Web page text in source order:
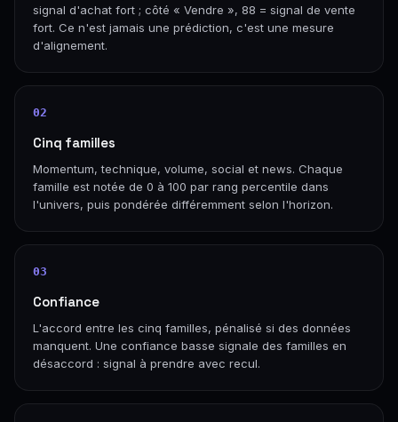
signal d'achat fort ; côté « Vendre », 88 = signal de vente
fort. Ce n'est jamais une prédiction, c'est une mesure
d'alignement.
02
Cinq familles
Momentum, technique, volume, social et news. Chaque
famille est notée de 0 à 100 par rang percentile dans
l'univers, puis pondérée différemment selon l'horizon.
03
Confiance
L'accord entre les cinq familles, pénalisé si des données
manquent. Une confiance basse signale des familles en
désaccord : signal à prendre avec recul.